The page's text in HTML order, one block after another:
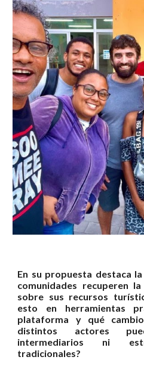
En su propuesta destaca
comunidades recuperen
sobre sus recursos
esto en herramientas
plataforma y qué
distintos actores
intermediarios ni
tradicionales?